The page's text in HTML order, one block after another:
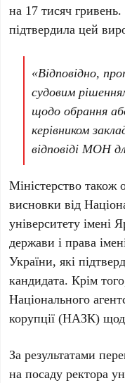
на 17 тисяч гривень.
підтвердила цей
«Відповідно,
судовим
щодо обрання
керівником
відповіді МОН
Міністерство також
висновки від
університету імені
держави і права
України, які
кандидата. Крім
Національного
корупції (НАЗК)
За результатами
на посаду ректора